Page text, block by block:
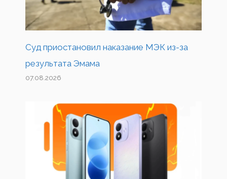
Суд приостановил наказание МЭК из-за
результата Эмама
07.08.2026